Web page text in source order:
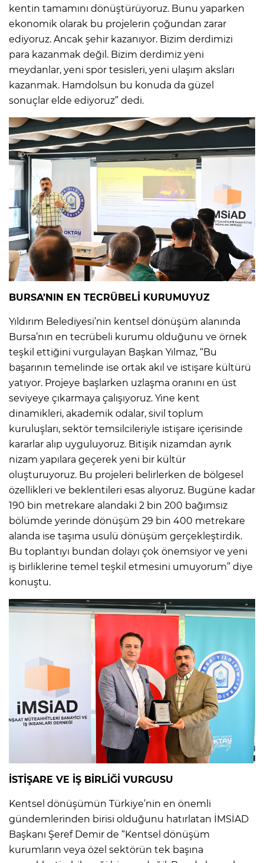
kentin tamamını dönüştürüyoruz. Bunu yaparken
ekonomik olarak bu projelerin çoğundan zarar
ediyoruz. Ancak şehir kazanıyor. Bizim derdimizi
para kazanmak değil. Bizim derdimiz yeni
meydanlar, yeni spor tesisleri, yeni ulaşım aksları
kazanmak. Hamdolsun bu konuda da güzel
sonuçlar elde ediyoruz” dedi.
BURSA’NIN EN TECRÜBELİ KURUMUYUZ
Yıldırım Belediyesi’nin kentsel dönüşüm alanında
Bursa’nın en tecrübeli kurumu olduğunu ve örnek
teşkil ettiğini vurgulayan Başkan Yılmaz, “Bu
başarının temelinde ise ortak akıl ve istişare kültürü
yatıyor. Projeye başlarken uzlaşma oranını en üst
seviyeye çıkarmaya çalışıyoruz. Yine kent
dinamikleri, akademik odalar, sivil toplum
kuruluşları, sektör temsilcileriyle istişare içerisinde
kararlar alıp uyguluyoruz. Bitişik nizamdan ayrık
nizam yapılara geçerek yeni bir kültür
oluşturuyoruz. Bu projeleri belirlerken de bölgesel
özellikleri ve beklentileri esas alıyoruz. Bugüne kadar
190 bin metrekare alandaki 2 bin 200 bağımsız
bölümde yerinde dönüşüm 29 bin 400 metrekare
alanda ise taşıma usulü dönüşüm gerçekleştirdik.
Bu toplantıyı bundan dolayı çok önemsiyor ve yeni
iş birliklerine temel teşkil etmesini umuyorum” diye
konuştu.
İSTİŞARE VE İŞ BİRLİĞİ VURGUSU
Kentsel dönüşümün Türkiye’nin en önemli
gündemlerinden birisi olduğunu hatırlatan İMSİAD
Başkanı Şeref Demir de “Kentsel dönüşüm
kurumların veya özel sektörün tek başına